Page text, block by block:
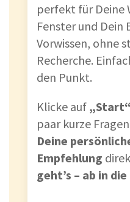
perfekt für Deine
Fenster und Dein
Vorwissen, ohne
Recherche.
den Punkt.
Klicke auf „Start“
paar kurze
Deine
Empfehlung
geht’s – ab in